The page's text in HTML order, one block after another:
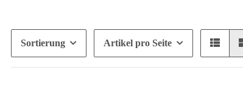
Sortierung Artikel pro Seite